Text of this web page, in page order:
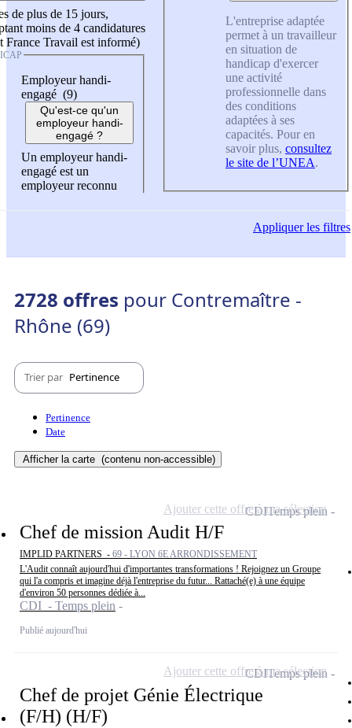
de plus de 15 jours,
moins de 4 candidatures
France Travail est informé)
Employeur handi-
engagé (9)
Qu'est-ce qu'un
employeur handi-
engagé ?
Un employeur handi-
engagé est un
employeur reconnu
L'entreprise adaptée
permet à un travailleur
en situation de
handicap d'exercer
une activité
professionnelle dans
des conditions
adaptées à ses
capacités. Pour en
savoir plus, consultez
le site de l’UNEA.
Appliquerles filtres
2728 offres pour Contremaître -
Rhône (69)
Trier par Pertinence
Pertinence
Date
Afficher la carte (contenu non-accessible)
Chef de mission Audit H/F
IMPLID PARTNERS - 69 - LYON 6E ARRONDISSEMENT
L'Audit connaît aujourd'hui d'importantes transformations ! Rejoignez un Groupe
qui l'a compris et imagine déjà l'entreprise du futur... Rattaché(e) à une équipe
d'environ 50 personnes dédiée à...
CDI - Temps plein
Publié aujourd'hui
CDITemps plein
Ajouter cette offre à ma sélection
Chef de projet Génie Électrique
(F/H) (H/F)
CDITemps plein
Ajouter cette offre à ma sélection